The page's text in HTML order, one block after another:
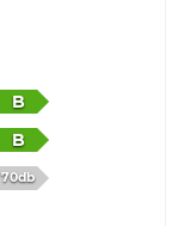
B
B
70db